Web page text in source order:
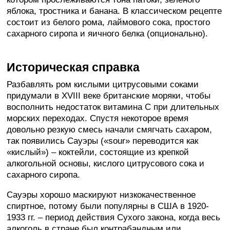
яблока, тростника и банана. В классическом рецепте
состоит из белого рома, лаймового сока, простого
сахарного сиропа и яичного белка (опционально).
Историческая справка
Разбавлять ром кислыми цитрусовыми соками
придумали в XVIII веке британские моряки, чтобы
восполнить недостаток витамина C при длительных
морских переходах. Спустя некоторое время
довольно резкую смесь начали смягчать сахаром,
так появились Сауэры («sour» переводится как
«кислый») – коктейли, состоящие из крепкой
алкогольной основы, кислого цитрусового сока и
сахарного сиропа.
Сауэры хорошо маскируют низкокачественное
спиртное, потому были популярны в США в 1920-
1933 гг. – период действия Сухого закона, когда весь